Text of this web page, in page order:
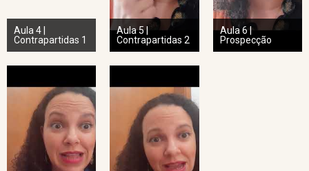
Aula 4 |
Contrapartidas 1
Aula 5 |
Contrapartidas 2
Aula 6 |
Prospecção